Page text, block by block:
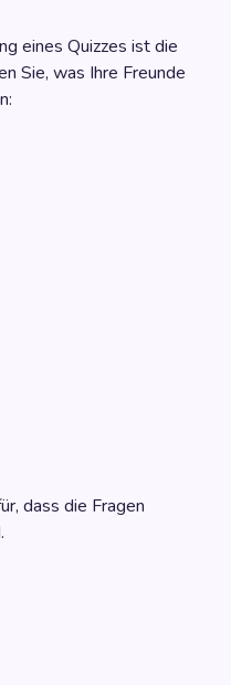
eines Quizzes ist die
Sie, was Ihre Freunde
dass die Fragen